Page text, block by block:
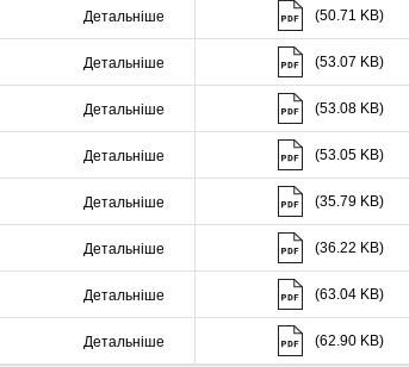
Детальніше (50.71 KB)
Детальніше
Скачати (53.07 KB)
(53.07 KB)
Детальніше
Скачати (53.08 KB)
(53.08 KB)
Детальніше
Скачати (53.05 KB)
(53.05 KB)
Детальніше
Скачати (35.79 KB)
(35.79 KB)
Детальніше
Скачати (36.22 KB)
(36.22 KB)
Детальніше
Скачати (63.04 KB)
(63.04 KB)
Детальніше
Скачати (62.90 KB)
(62.90 KB)